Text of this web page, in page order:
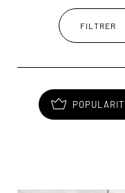
anciennes
ses quartiers
Pudong déploie une
pour sa
célèbresxiaolongbao
bouillon.
FILTRER